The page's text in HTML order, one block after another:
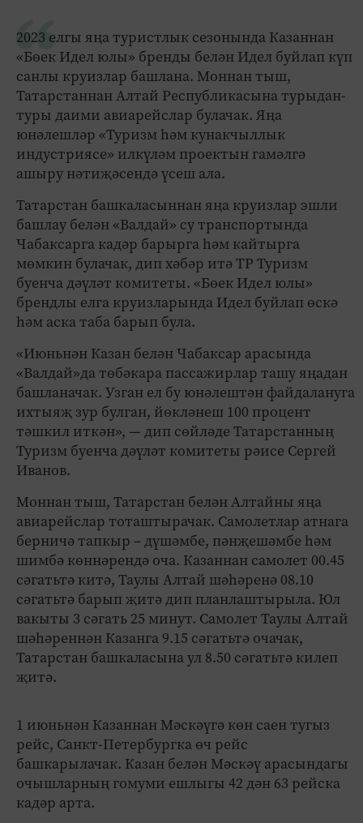
2023 елгы яңа туристлык сезонында Казаннан
«Бөек Идел юлы» бренды белән Идел буйлап күп
санлы круизлар башлана. Моннан тыш,
Татарстаннан Алтай Республикасына турыдан-
туры даими авиарейслар булачак. Яңа
юнәлешләр «Туризм һәм кунакчыллык
индустриясе» илкүләм проектын гамәлгә
ашыру нәтиҗәсендә үсеш ала.
Татарстан башкаласыннан яңа круизлар эшли
башлау белән «Валдай» су транспортында
Чабаксарга кадәр барырга һәм кайтырга
мөмкин булачак, дип хәбәр итә ТР Туризм
буенча дәүләт комитеты. «Бөек Идел юлы»
брендлы елга круизларында Идел буйлап өскә
һәм аска таба барып була.
«Июньнән Казан белән Чабаксар арасында
«Валдай»да төбәкара пассажирлар ташу яңадан
башланачак. Узган ел бу юнәлештән файдалануга
ихтыяҗ зур булган, йөкләнеш 100 процент
тәшкил иткән», — дип сөйләде Татарстанның
Туризм буенча дәүләт комитеты рәисе Сергей
Иванов.
Моннан тыш, Татарстан белән Алтайны яңа
авиарейслар тоташтырачак. Самолетлар атнага
берничә тапкыр – дүшәмбе, пәнҗешәмбе һәм
шимбә көннәрендә оча. Казаннан самолет 00.45
сәгатьтә китә, Таулы Алтай шәһәренә 08.10
сәгатьтә барып җитә дип планлаштырыла. Юл
вакыты 3 сәгать 25 минут. Самолет Таулы Алтай
шәһәреннән Казанга 9.15 сәгатьтә очачак,
Татарстан башкаласына ул 8.50 сәгатьтә килеп
җитә.
1 июньнән Казаннан Мәскәүгә көн саен тугыз
рейс, Санкт-Петербургка өч рейс
башкарылачак. Казан белән Мәскәү арасындагы
очышларның гомуми ешлыгы 42 дән 63 рейска
кадәр арта.